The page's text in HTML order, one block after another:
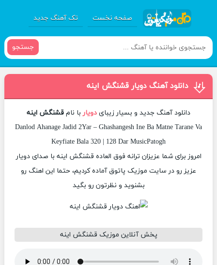
صفحه نخست تک آهنگ جدید
جستجو
دانلود آهنگ دویار قشنگش اینه
دانلود آهنگ جدید و بسیار زیبای دویاربا نام قشنگش اینه
Danlod Ahanage Jadid 2Yar – Ghashangesh Ine Ba Matne Tarane Va
Keyfiate Bala 320 | 128 Dar MusicPatogh
امروز برای شما عزیزان ترانه فوق العاده قشنگش اینه با صدای دویار
عزیز رو در سایت موزیک پاتوق آماده کردیم، حتما این اهنگ رو
بشنوید و نظرتون رو بگید
پخش آنلاین موزیک قشنگش اینه